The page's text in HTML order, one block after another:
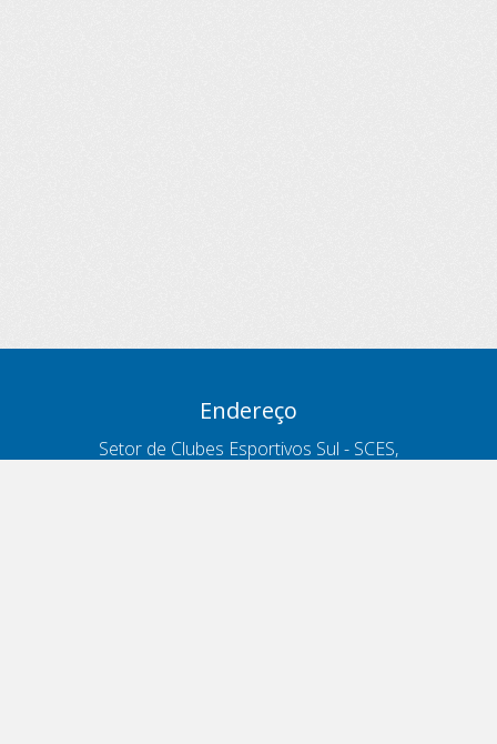
Endereço
Setor de Clubes Esportivos Sul - SCES,